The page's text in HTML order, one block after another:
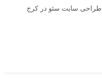
طراحی سایت سئو در کرج